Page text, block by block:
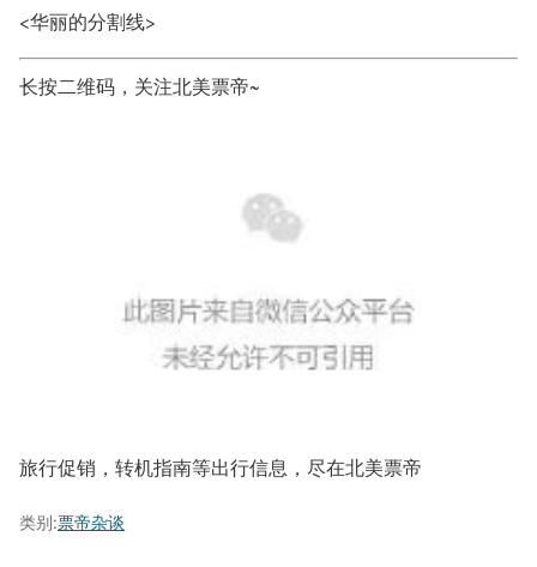
<华丽的分割线>
长按二维码，关注北美票帝~
旅行促销，转机指南等出行信息，尽在北美票帝
类别:票帝杂谈